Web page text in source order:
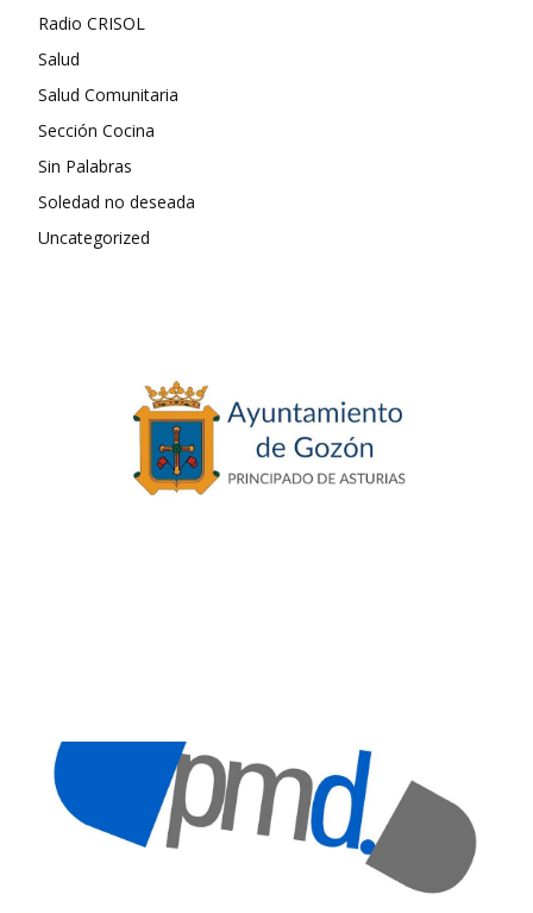
Radio CRISOL
Salud
Salud Comunitaria
Sección Cocina
Sin Palabras
Soledad no deseada
Uncategorized